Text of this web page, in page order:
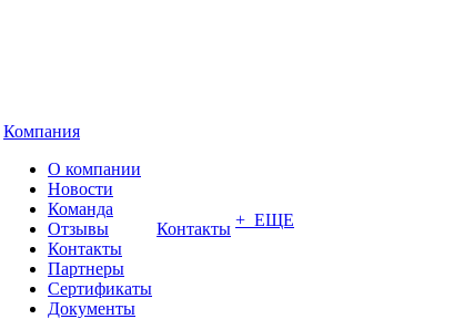
Компания
О компании
Новости
Команда
Отзывы
Контакты
Партнеры
Сертификаты
Документы
Контакты + ЕЩЕ